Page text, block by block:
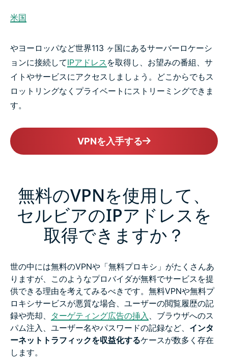
米国
やヨーロッパなど世界113 ヶ国にあるサーバーロケーシ
ョンに接続してIPアドレス を取得し、お望みの番組、サ
イトやサービスにアクセスしましょう。どこからでもス
ロットリングなくプライベートにストリーミングできま
す。
VPNを入手する
無料のVPNを使用して、
セルビアのIPアドレスを
取得できますか？
世の中には無料のVPNや「無料プロキシ」がたくさんあ
りますが、このようなプロバイダが無料でサービスを提
供できる理由を考えてみるべきです。無料VPNや無料プ
ロキシサービスが悪質な場合、ユーザーの閲覧履歴の記
録や売却、 ターゲティング広告の挿入 、ブラウザへのス
パム注入、ユーザー名やパスワードの記録など、 インタ
ーネットトラフィックを収益化するケースが数多く存在
します。